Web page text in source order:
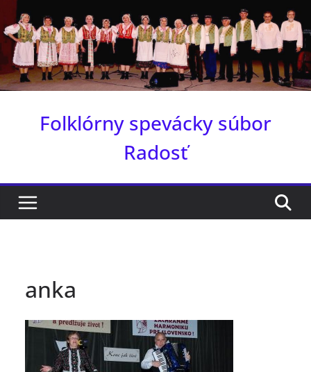
to
content
Folklórny spevácky súbor
Radosť
anka